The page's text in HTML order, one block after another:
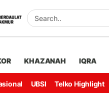
KHAZANAH IQRA
UBSI Telko Highlight